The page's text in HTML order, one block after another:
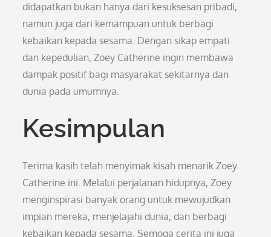
didapatkan bukan hanya dari kesuksesan pribadi,
namun juga dari kemampuan untuk berbagi
kebaikan kepada sesama. Dengan sikap empati
dan kepedulian, Zoey Catherine ingin membawa
dampak positif bagi masyarakat sekitarnya dan
dunia pada umumnya.
Kesimpulan
Terima kasih telah menyimak kisah menarik Zoey
Catherine ini. Melalui perjalanan hidupnya, Zoey
menginspirasi banyak orang untuk mewujudkan
impian mereka, menjelajahi dunia, dan berbagi
kebaikan kepada sesama. Semoga cerita ini juga